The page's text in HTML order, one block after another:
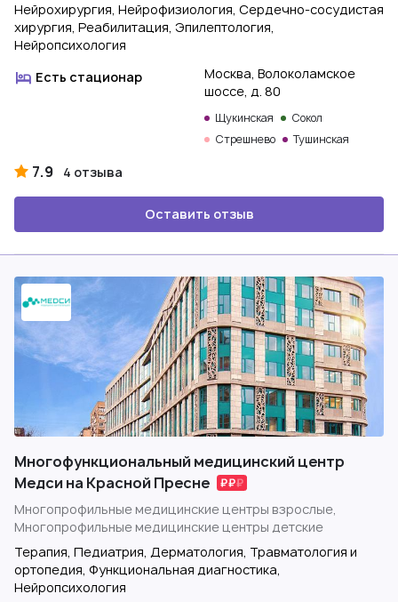
Нейрохирургия, Нейрофизиология, Сердечно-сосудистая
хирургия, Реабилитация, Эпилептология,
Нейропсихология
Есть стационар
Москва, Волоколамское
шоссе, д. 80
Щукинская
Сокол
Стрешнево
Тушинская
7.9 4 отзыва
Оставить отзыв
Многофункциональный медицинский центр
Медси на Красной Пресне
Многопрофильные медицинские центры взрослые,
Многопрофильные медицинские центры детские
Терапия, Педиатрия, Дерматология, Травматология и
ортопедия, Функциональная диагностика,
Нейропсихология